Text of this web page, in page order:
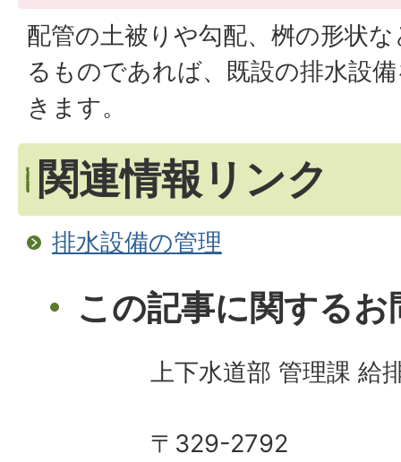
配管の土被りや勾配、桝の形状
るものであれば、既設の排水設
きます。
関連情報リンク
排水設備の管理
この記事に関する
上下水道部 管理課 給
〒329-2792